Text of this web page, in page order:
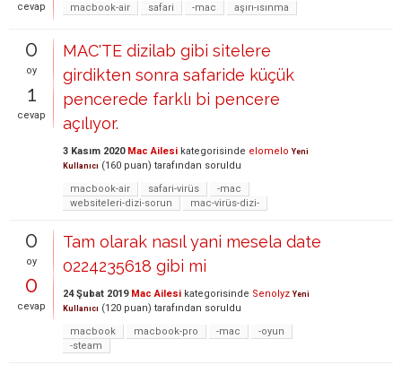
cevap
macbook-air
safari -mac aşırı-ısınma
0
oy
1
cevap
MAC'TE dizilab gibi sitelere
girdikten sonra safaride küçük
pencerede farklı bi pencere
açılıyor.
3 Kasım 2020 Mac Ailesi kategorisinde elomelo Yeni
Kullanıcı (160 puan) tarafından soruldu
macbook-air
safari-virüs
-mac
websiteleri-dizi-sorun
mac-virüs-dizi-
0
oy
0
cevap
Tam olarak nasıl yani mesela date
0224235618 gibi mi
24 Şubat 2019 Mac Ailesi kategorisinde Senolyz Yeni
Kullanıcı (120 puan) tarafından soruldu
macbook
macbook-pro -mac
-oyun
-steam